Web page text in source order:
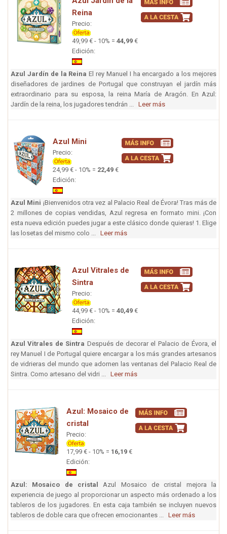
Reina
Precio:
49,99 € - 10% = 44,99 €
Edición:
Azul Jardín de la Reina El rey Manuel I ha encargado a los mejores
diseñadores de jardines de Portugal que construyan el jardín más
extraordinario para su esposa, la reina María de Aragón. En Azul:
Jardín de la reina, los jugadores tendrán ... Leer más
Azul Mini
Precio:
24,99 € - 10% = 22,49 €
Edición:
Azul Mini ¡Bienvenidos otra vez al Palacio Real de Évora! Tras más de
2 millones de copias vendidas, Azul regresa en formato mini. ¡Con
esta nueva edición puedes jugar a este clásico donde quieras! 1. Elige
las losetas del mismo colo ... Leer más
Azul Vitrales de
Sintra
Precio:
44,99 € - 10% = 40,49 €
Edición:
Azul Vitrales de Sintra Después de decorar el Palacio de Évora, el
rey Manuel I de Portugal quiere encargar a los más grandes artesanos
de vidrieras del mundo que adornen las ventanas del Palacio Real de
Sintra. Como artesano del vidri ... Leer más
Azul: Mosaico de
cristal
Precio:
17,99 € - 10% = 16,19 €
Edición:
Azul: Mosaico de cristal Azul Mosaico de cristal mejora la
experiencia de juego al proporcionar un aspecto más ordenado a los
tableros de los jugadores. En esta caja también se incluyen nuevos
tableros de doble cara que ofrecen emocionantes ... Leer más